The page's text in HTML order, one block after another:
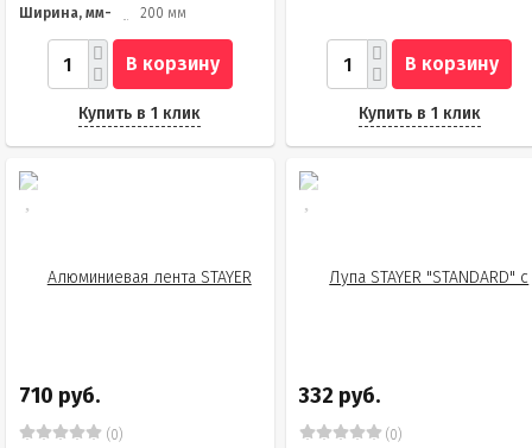
Ширина, мм-
200 мм
В корзину
Купить в 1 клик
В корзину
Купить в 1 клик
710 руб.
(0)
332 руб.
(0)